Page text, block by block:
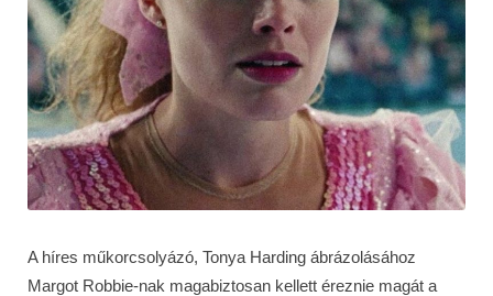
A híres műkorcsolyázó, Tonya Harding ábrázolásához
Margot Robbie-nak magabiztosan kellett éreznie magát a